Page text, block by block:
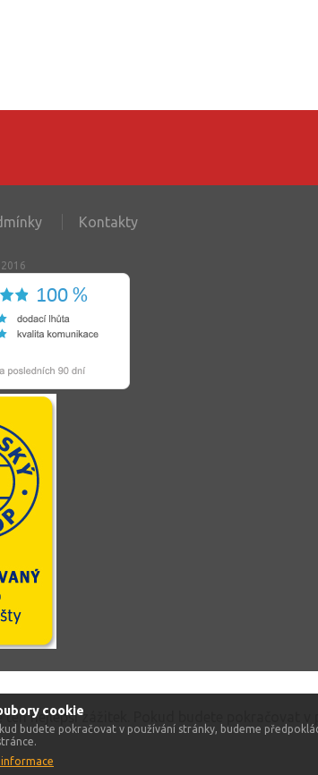
cookie
budete pokračovat v používání stránky, budeme
informace
Kontakty
nejlepší zážitek. Pokud budete pokračovat v